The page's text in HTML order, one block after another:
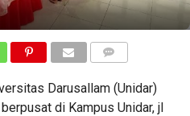
Darusallam (Unidar)
di Kampus Unidar, jl